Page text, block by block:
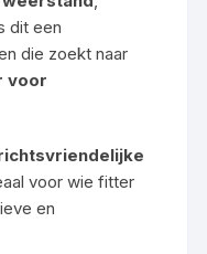
dit een
die zoekt naar
voor
voor wie fitter
en